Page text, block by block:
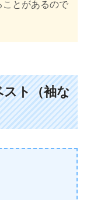
とがあるので
スト（袖な